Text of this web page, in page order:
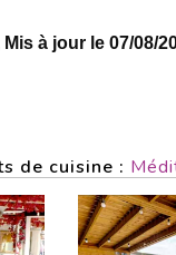
à jour le 07/08/
de cuisine :